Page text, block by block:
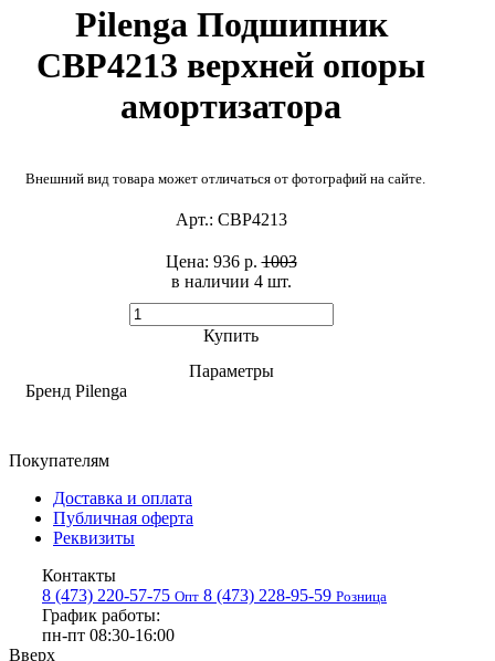
Pilenga Подшипник
CBP4213 верхней опоры
амортизатора
Внешний вид товара может отличаться от фотографий на сайте.
Арт.: CBP4213
в наличии 4 шт. ​
Цена: 936 р.1003
Купить
Параметры
Бренд Pilenga
Покупателям
Доставка и оплата
Публичная оферта
Реквизиты
Контакты
8 (473) 220-57-75 Опт 8 (473) 228-95-59 Розница
График работы:
пн-пт 08:30-16:00
Вверх